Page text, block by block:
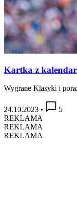
Kartka z
Wygrane Klasyki i
24.10.2023 •
5
REKLAMA
REKLAMA
REKLAMA